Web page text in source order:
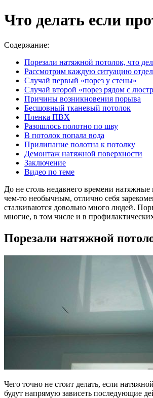
Что делать если
Содержание:
Порезали натяжной потолок, что
Рассмотрим каждую ситуацию
Случай первый «порез у стены»
Случай второй «порез рядом с
Причины возникновения порыва
Бесшовный тканевый потолок
Пленка ПВХ
Разошлось полотно по шву
В потолок попала вода
Прилипание полотна к потолку
Демонтаж натяжной поверхности
Заключение
Видео по теме
До не столь недавнего времени
чем-то необычным, отлично себя
сталкиваются довольно много людей.
многие, в том числе и в
Порезали натяжной
Чего точно не стоит делать, если
будут напрямую зависеть последующие